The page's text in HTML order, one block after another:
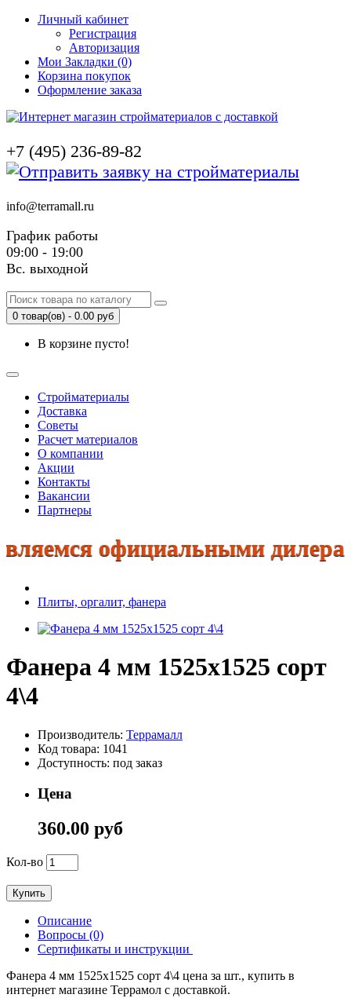
Личный кабинет
Регистрация
Авторизация
Мои Закладки (0)
Корзина покупок
Оформление заказа
+7 (495) 236-89-82
info@terramall.ru
График работы
09:00 - 19:00
Вс. выходной
0 товар(ов) - 0.00 руб
В корзине пусто!
Стройматериалы
Доставка
Советы
Расчет материалов
О компании
Акции
Контакты
Вакансии
Партнеры
официальными
Плиты, оргалит, фанера
Фанера 4 мм 1525х1525 сорт
4\4
Производитель: Террамалл
Код товара: 1041
Доступность: под заказ
Цена
360.00 руб
Кол-во
Купить
Описание
Вопросы (0)
Сертификаты и инструкции
Фанера 4 мм 1525х1525 сорт 4\4 цена за шт., купить в
интернет магазине Террамол с доставкой.